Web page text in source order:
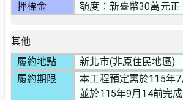
押標金
額度：新臺幣30萬元正
其他
履約地點
新北市(非原住民地區)
履約期限
本工程預定需於115年7
並於115年9月14前完